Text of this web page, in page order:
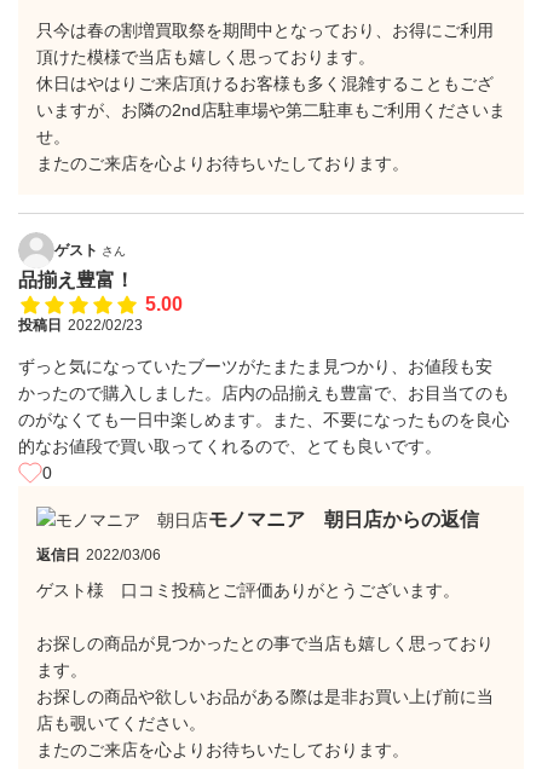
只今は春の割増買取祭を期間中となっており、お得にご利用
頂けた模様で当店も嬉しく思っております。
休日はやはりご来店頂けるお客様も多く混雑することもござ
いますが、お隣の2nd店駐車場や第二駐車もご利用くださいま
せ。
またのご来店を心よりお待ちいたしております。
ゲスト さん
品揃え豊富！
5.00
投稿日 2022/02/23
ずっと気になっていたブーツがたまたま見つかり、お値段も安
かったので購入しました。店内の品揃えも豊富で、お目当てのも
のがなくても一日中楽しめます。また、不要になったものを良心
的なお値段で買い取ってくれるので、とても良いです。
0
モノマニア 朝日店からの返信
返信日 2022/03/06
ゲスト様 口コミ投稿とご評価ありがとうございます。
お探しの商品が見つかったとの事で当店も嬉しく思っており
ます。
お探しの商品や欲しいお品がある際は是非お買い上げ前に当
店も覗いてください。
またのご来店を心よりお待ちいたしております。